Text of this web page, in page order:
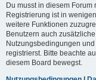
Du musst in diesem
Registrierung ist in
weitere Funktionen
Benutzern auch
Nutzungsbedingungen
registrierst. Bitte beachte
diesem Board bewegst.